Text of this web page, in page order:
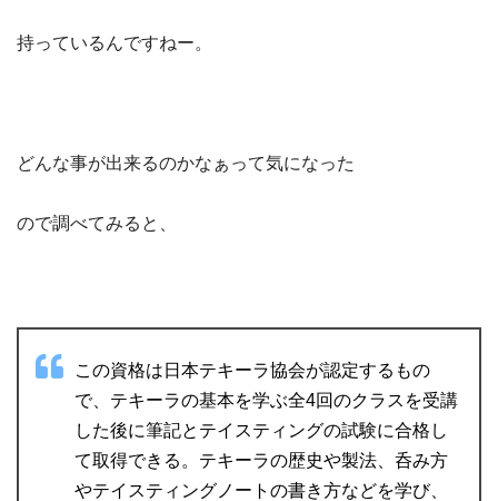
持っているんですねー。
どんな事が出来るのかなぁって気になった
ので調べてみると、
この資格は日本テキーラ協会が認定するもの
で、テキーラの基本を学ぶ全4回のクラスを受講
した後に筆記とテイスティングの試験に合格し
て取得できる。テキーラの歴史や製法、呑み方
やテイスティングノートの書き方などを学び、